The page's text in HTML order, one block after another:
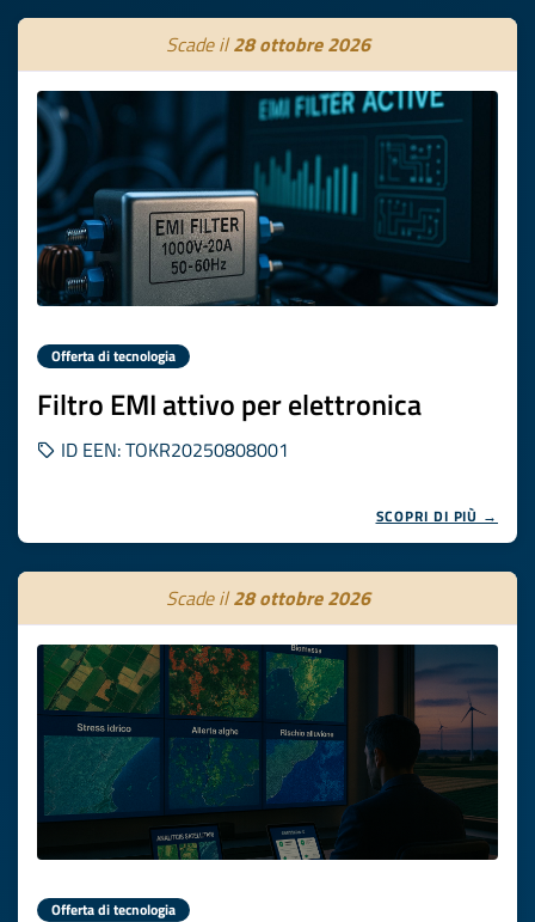
Scade il28 ottobre 2026
Offerta di tecnologia
Filtro EMI attivo per elettronica
ID EEN: TOKR20250808001
SCOPRI DI PIÙ →
Scade il28 ottobre 2026
Offerta di tecnologia